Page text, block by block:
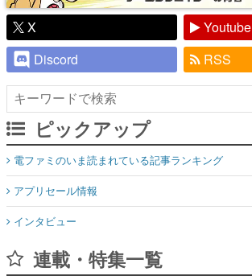
X
Youtube
Discord
RSS
ピックアップ
電ファミのいま読まれている記事ランキング
アプリセール情報
インタビュー
連載・特集一覧